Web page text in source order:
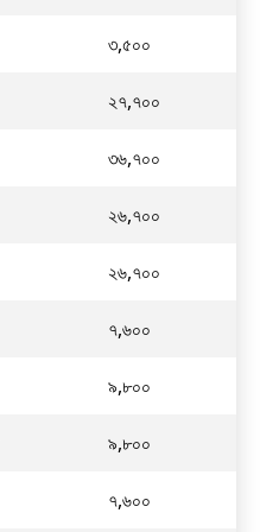
৩,৫০০
২৭,৭০০
৩৬,৭০০
২৬,৭০০
২৬,৭০০
৭,৬০০
৯,৮০০
৯,৮০০
৭,৬০০